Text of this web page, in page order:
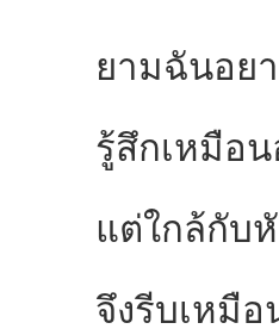
ยามฉันอย
รู้สึกเหมือ
แต่ใกล้กับ
จึงรีบเหมื